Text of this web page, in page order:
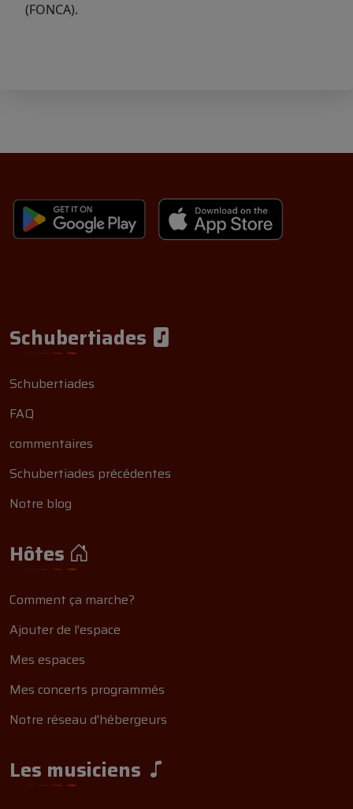
(FONCA).
Schubertiades
Schubertiades
FAQ
commentaires
Schubertiades précédentes
Notre blog
Hôtes
Comment ça marche?
Ajouter de l'espace
Mes espaces
Mes concerts programmés
Notre réseau d'hébergeurs
Les musiciens